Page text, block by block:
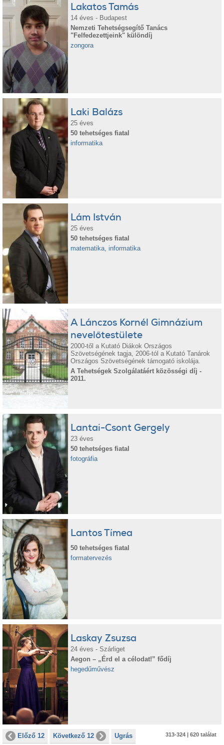
Lakatos Tamás
14 éves - Budapest
Nemzeti Tehetségsegítő Tanács
"Felfedezettjeink" különdíj
zongora
Laki Balázs
25 éves
50 tehetséges fiatal
informatika
Lám István
25 éves
50 tehetséges fiatal
matematika, informatika
A Lánczos Kornél Gimnázium
nevelőtestülete
2000-től a Kutató Diákok Országos
Szövetségének tagja, 2006-tól a Kutató Tanárok
Országos Szövetségének támogató iskolája.
A Tehetségek Szolgálatáért közösségi díj -
2011.
Lantai-Csont Gergely
23 éves
50 tehetséges fiatal
fotográfia
Lantos Tímea
50 tehetséges fiatal
formatervezés
Laskay Zsuzsa
24 éves - Szárliget
Aegon – „Érd el a célodat!” fődíj
hegedűművész
Előző 12 Következő 12 Ugrás 313-324 | 620 találat